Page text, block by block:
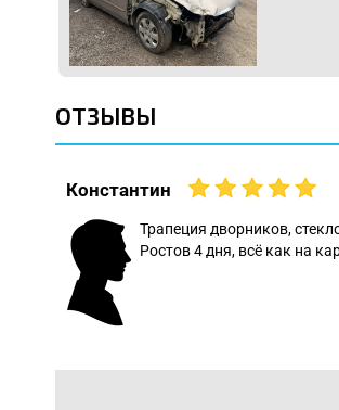
ОТЗЫВЫ
Константин
Трапеция дворников,
Ростов 4 дня, всё как на